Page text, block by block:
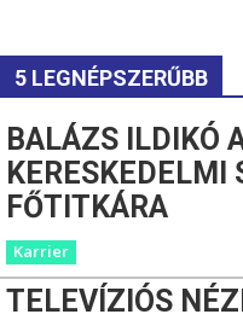
5 LEGNÉPSZERŰBB
BALÁZS ILDIKÓ
KERESKEDELMI
FŐTITKÁRA
Karrier
TELEVÍZIÓS